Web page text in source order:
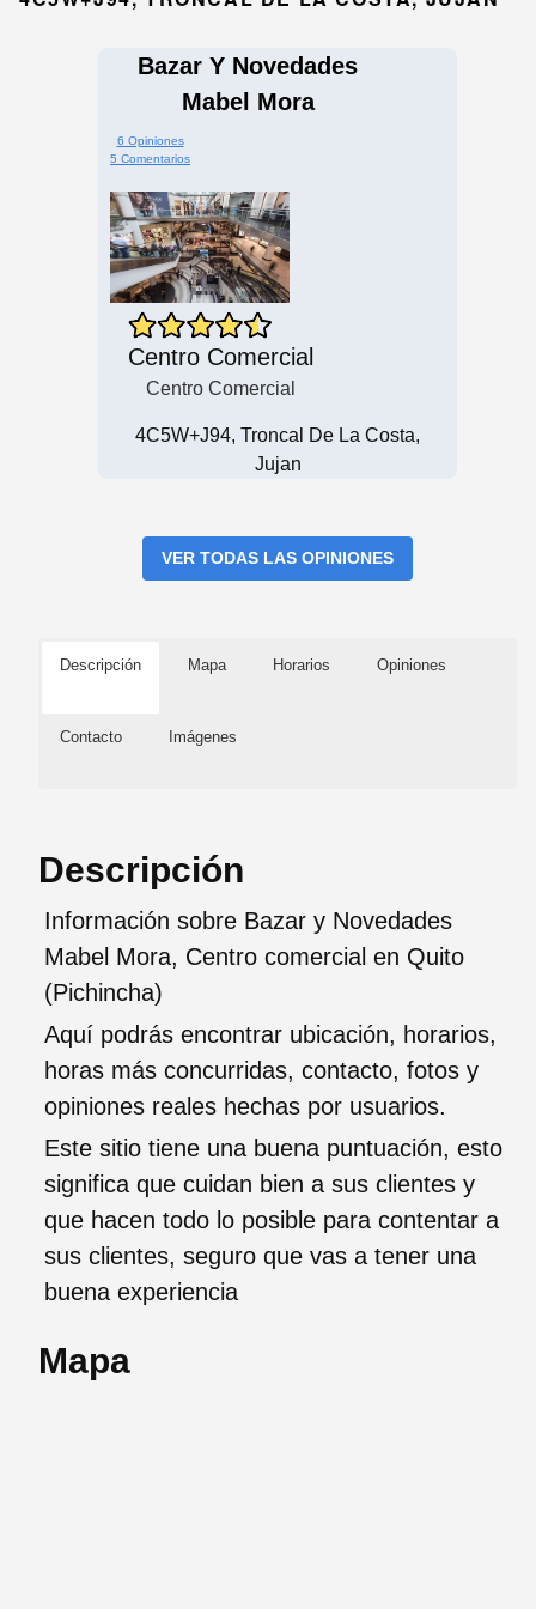
Bazar Y Novedades
Mabel Mora
6 Opiniones
5 Comentarios
Centro Comercial
Centro Comercial
4C5W+J94, Troncal De La Costa,
Jujan
VER TODAS LAS OPINIONES
Descripción Mapa Horarios Opiniones
Contacto Imágenes
Descripción
Información sobre Bazar y Novedades
Mabel Mora, Centro comercial en Quito
(Pichincha)
Aquí podrás encontrar ubicación, horarios,
horas más concurridas, contacto, fotos y
opiniones reales hechas por usuarios.
Este sitio tiene una buena puntuación, esto
significa que cuidan bien a sus clientes y
que hacen todo lo posible para contentar a
sus clientes, seguro que vas a tener una
buena experiencia
Mapa